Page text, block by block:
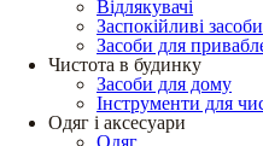
Відлякувачі
Заспокійливі засоби
Засоби для
Чистота в будинку
Засоби для дому
Інструменти для
Одяг і аксесуари
Одяг